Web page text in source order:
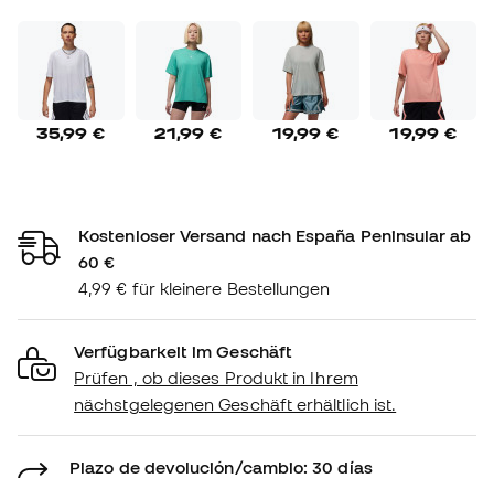
35,99 € 21,99 € 19,99 € 19,99 €
Kostenloser Versand nach España Peninsular ab
60 €
4,99 € für kleinere Bestellungen
Verfügbarkeit im Geschäft
Prüfen , ob dieses Produkt in Ihrem
nächstgelegenen Geschäft erhältlich ist.
Plazo de devolución/cambio: 30 días